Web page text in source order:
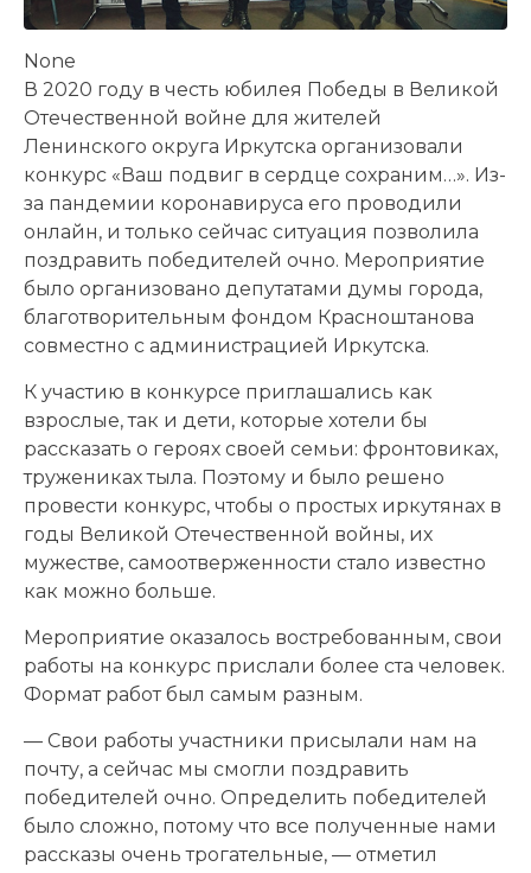
None
В 2020 году в честь юбилея Победы в Великой
Отечественной войне для жителей
Ленинского округа Иркутска организовали
конкурс «Ваш подвиг в сердце сохраним…». Из-
за пандемии коронавируса его проводили
онлайн, и только сейчас ситуация позволила
поздравить победителей очно. Мероприятие
было организовано депутатами думы города,
благотворительным фондом Красноштанова
совместно с администрацией Иркутска.
К участию в конкурсе приглашались как
взрослые, так и дети, которые хотели бы
рассказать о героях своей семьи: фронтовиках,
тружениках тыла. Поэтому и было решено
провести конкурс, чтобы о простых иркутянах в
годы Великой Отечественной войны, их
мужестве, самоотверженности стало известно
как можно больше.
Мероприятие оказалось востребованным, свои
работы на конкурс прислали более ста человек.
Формат работ был самым разным.
— Свои работы участники присылали нам на
почту, а сейчас мы смогли поздравить
победителей очно. Определить победителей
было сложно, потому что все полученные нами
рассказы очень трогательные, — отметил